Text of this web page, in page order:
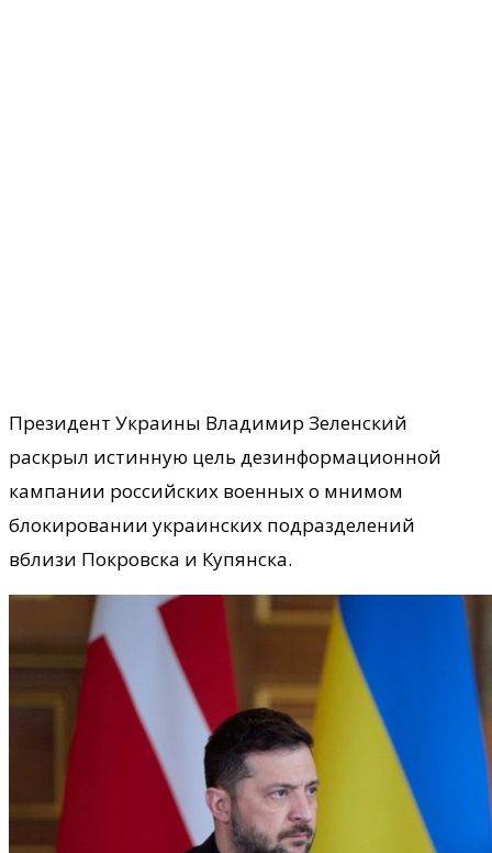
Президент Украины Владимир Зеленский
раскрыл истинную цель дезинформационной
кампании российских военных о мнимом
блокировании украинских подразделений
вблизи Покровска и Купянска.